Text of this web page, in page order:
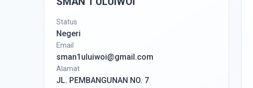
Status
Negeri
Email
sman1uluiwoi@gmail.com
Alamat
JL. PEMBANGUNAN NO. 7